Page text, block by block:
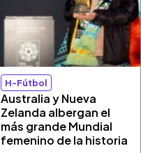
H-Fútbol
Australia y Nueva
Zelanda albergan el
más grande Mundial
femenino de la historia